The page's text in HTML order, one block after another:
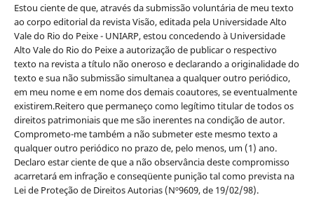
Estou ciente de que, através da submissão voluntária de meu texto
ao corpo editorial da revista Visão, editada pela Universidade Alto
Vale do Rio do Peixe - UNIARP, estou concedendo à Universidade
Alto Vale do Rio do Peixe a autorização de publicar o respectivo
texto na revista a título não oneroso e declarando a originalidade do
texto e sua não submissão simultanea a qualquer outro periódico,
em meu nome e em nome dos demais coautores, se eventualmente
existirem.Reitero que permaneço como legítimo titular de todos os
direitos patrimoniais que me são inerentes na condição de autor.
Comprometo-me também a não submeter este mesmo texto a
qualquer outro periódico no prazo de, pelo menos, um (1) ano.
Declaro estar ciente de que a não observância deste compromisso
acarretará em infração e conseqüente punição tal como prevista na
Lei de Proteção de Direitos Autorias (Nº9609, de 19/02/98).